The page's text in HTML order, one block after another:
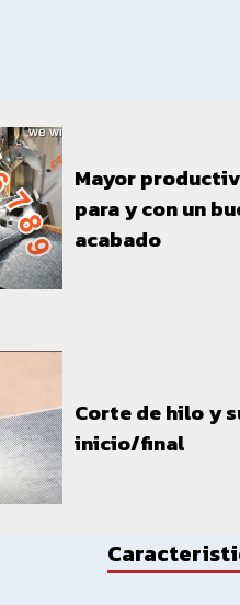
Mayor
para y con un
acabado
Corte de hilo y
inicio/final